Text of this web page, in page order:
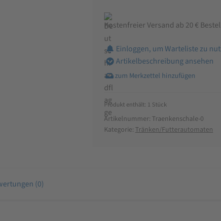
Kostenfreier Versand ab 20 €
Einloggen, um Warteliste zu
Artikelbeschreibung ansehen
Produkt enthält: 1 Stück
Artikelnummer: Traenkenschale-0
Kategorie: Tränken/Futterautomaten
(0)